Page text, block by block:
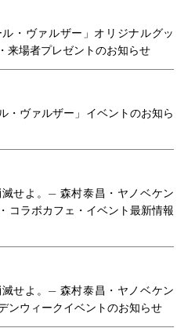
・ヴァルザー」オリジナルグッ
来場者プレゼントのお知らせ
・ヴァルザー」イベントのお知ら
滅せよ。— 森村泰昌・ヤノベケン
コラボカフェ・イベント最新情報
滅せよ。— 森村泰昌・ヤノベケン
ンウィークイベントのお知らせ